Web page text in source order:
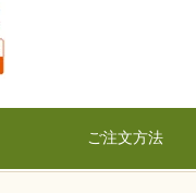
ご注文方法